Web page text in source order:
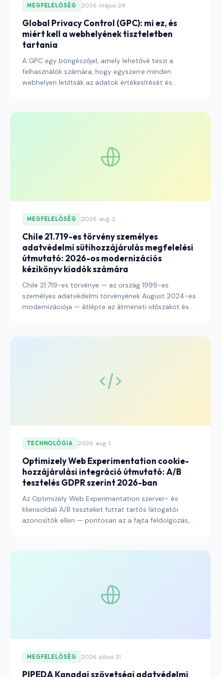
MEGFELELŐSÉG 2026. május 29.
Global Privacy Control (GPC): mi ez, és
miért kell a webhelyének tiszteletben
tartania
A GPC egy böngészőjel, amely lehetővé teszi a
felhasználók számára, hogy egyszerre minden
webhelyen letiltsák az adatok értékesítését és
helyesen.
MEGFELELŐSÉG 2026. aug. 2.
Chile 21.719-es törvény személyes
adatvédelmi sütihozzájárulás megfelelési
útmutató: 2026-os modernizációs
kézikönyv kiadók számára
Chile 21.719-es törvénye — az ország 1999-es
személyes adatvédelmi törvényének August 2024-es
modernizációja — átlépte az átmeneti időszakot és
Protection Agency) alatt. Ez az útmutató
architektúra, az auditnapló és a határokon átnyúló
adattovábbítások közzétételének 2026-ra a
TECHNOLÓGIA 2026. aug. 1.
Optimizely Web Experimentation cookie-
hozzájárulási integráció útmutató: A/B
tesztelés GDPR szerint 2026-ban
Az Optimizely Web Experimentation szerver- és
kliensoldali A/B teszteket futtat tartós látogatói
azonosítók ellen — pontosan az a fajta feldolgozás,
egy hozzájáruláskezelő platformhoz kapcsolni, hogy a
erőt, amely a platformot érdemes üzemeltetni teszi.
MEGFELELŐSÉG 2026. július 31.
PIPEDA Kanadai szövetségi adatvédelmi